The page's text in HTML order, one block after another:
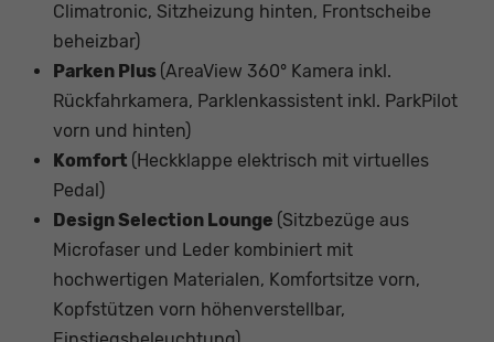
Climatronic, Sitzheizung hinten, Frontscheibe
beheizbar)
Parken Plus (AreaView 360° Kamera inkl.
Rückfahrkamera, Parklenkassistent inkl. ParkPilot
vorn und hinten)
Komfort (Heckklappe elektrisch mit virtuelles
Pedal)
Design Selection Lounge (Sitzbezüge aus
Microfaser und Leder kombiniert mit
hochwertigen Materialen, Komfortsitze vorn,
Kopfstützen vorn höhenverstellbar,